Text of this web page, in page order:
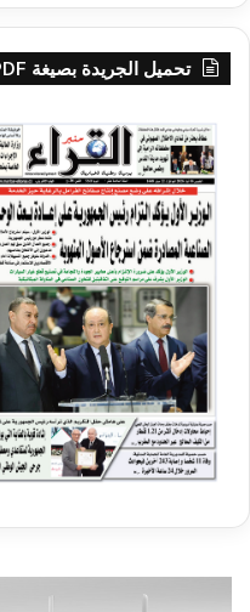
تحميل الجريدة بصيغة PDF